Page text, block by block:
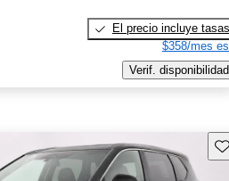
El precio incluye tasas
$358/mes
Verif. disponibilidad